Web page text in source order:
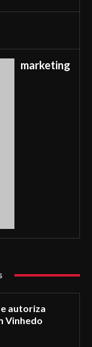
marketing
autoriza
Vinhedo